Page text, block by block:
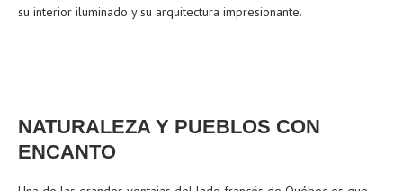
su interior iluminado y su arquitectura impresionante.
NATURALEZA Y PUEBLOS CON
ENCANTO